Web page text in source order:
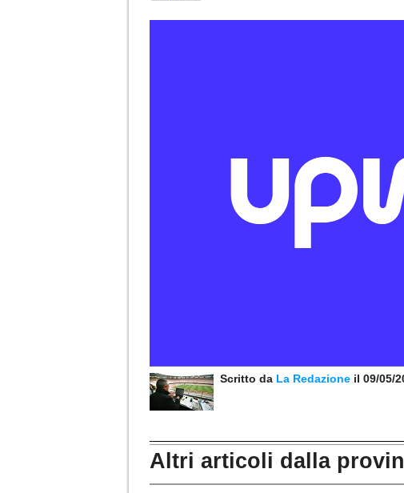
Scritto da La Redazione il 09/05/
Altri articoli dalla